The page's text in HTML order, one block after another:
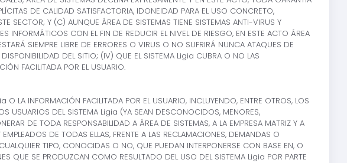
DE CALIDAD SATISFACTORIA, IDONEIDAD PARA EL USO CONCRETO,
SECTOR; Y (C) AUNQUE ÁREA DE SISTEMAS TIENE SISTEMAS ANTI-VIRUS Y
CON EL FIN DE REDUCIR EL NIVEL DE RIESGO, EN ESTE ACTO ÁREA
SIEMPRE LIBRE DE ERRORES O VIRUS O NO SUFRIRÁ NUNCA ATAQUES DE
DEL SITIO; (IV) QUE EL SISTEMA Ligia CUBRA O NO LAS
FACILITADA POR EL USUARIO.
LA INFORMACIÓN FACILITADA POR EL USUARIO, INCLUYENDO, ENTRE OTROS, LOS
USUARIOS DEL SISTEMA Ligia (YA SEAN DESCONOCIDOS, MENORES,
DE TODA RESPONSABILIDAD A ÁREA DE SISTEMAS, A LA EMPRESA MATRIZ Y A
DE TODAS ELLAS, FRENTE A LAS RECLAMACIONES, DEMANDAS O
TIPO, CONOCIDAS O NO, QUE PUEDAN INTERPONERSE CON BASE EN, O
QUE SE PRODUZCAN COMO RESULTADO DEL USO DEL SISTEMA Ligia POR PARTE